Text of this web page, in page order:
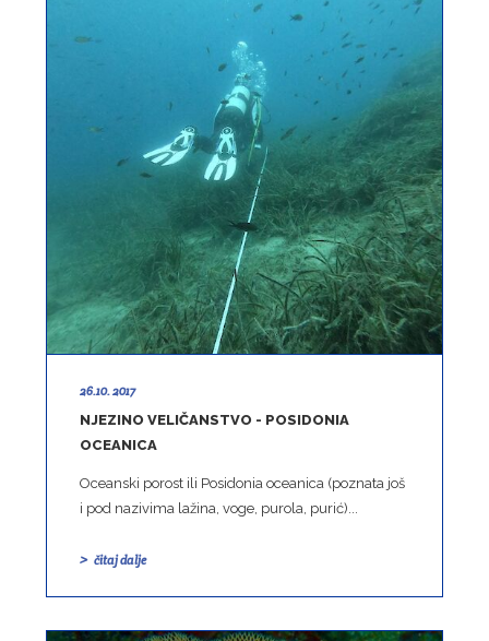
26.10. 2017
NJEZINO VELIČANSTVO - POSIDONIA
OCEANICA
Oceanski porost ili Posidonia oceanica (poznata još
i pod nazivima lažina, voge, purola, purić)...
čitaj dalje